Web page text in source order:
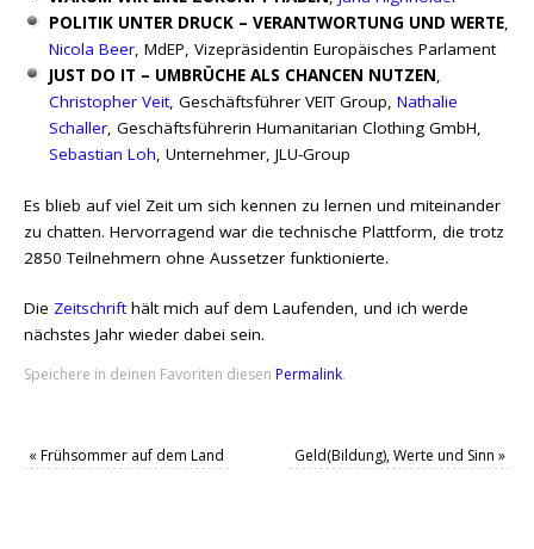
POLITIK UNTER DRUCK – VERANTWORTUNG UND WERTE,
Nicola Beer, MdEP, Vizepräsidentin Europäisches Parlament
JUST DO IT – UMBRÜCHE ALS CHANCEN NUTZEN,
Christopher Veit, Geschäftsführer VEIT Group, Nathalie
Schaller, Geschäftsführerin Humanitarian Clothing GmbH,
Sebastian Loh, Unternehmer, JLU-Group
Es blieb auf viel Zeit um sich kennen zu lernen und miteinander
zu chatten. Hervorragend war die technische Plattform, die trotz
2850 Teilnehmern ohne Aussetzer funktionierte.
Die Zeitschrifthält mich auf dem Laufenden, und ich werde
nächstes Jahr wieder dabei sein.
Speichere in deinen Favoriten diesenPermalink.
« Frühsommer auf dem Land Geld(Bildung), Werte und Sinn »